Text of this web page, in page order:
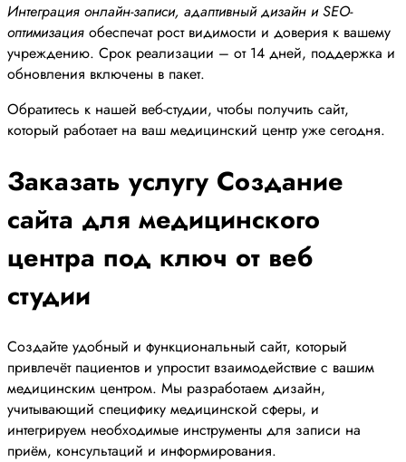
Интеграция онлайн-записи, адаптивный дизайн и SEO-
оптимизация обеспечат рост видимости и доверия к вашему
учреждению. Срок реализации – от 14 дней, поддержка и
обновления включены в пакет.
Обратитесь к нашей веб-студии, чтобы получить сайт,
который работает на ваш медицинский центр уже сегодня.
Заказать услугу Создание
сайта для медицинского
центра под ключ от веб
студии
Создайте удобный и функциональный сайт, который
привлечёт пациентов и упростит взаимодействие с вашим
медицинским центром. Мы разработаем дизайн,
учитывающий специфику медицинской сферы, и
интегрируем необходимые инструменты для записи на
приём, консультаций и информирования.